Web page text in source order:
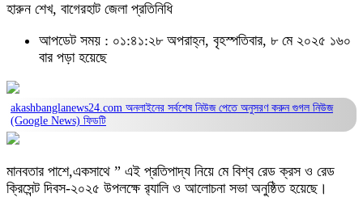
হারুন শেখ, বাগেরহাট জেলা প্রতিনিধি
আপডেট সময় : ০১:৪১:২৮ অপরাহ্ন, বৃহস্পতিবার, ৮ মে ২০২৫ ১৬০
বার পড়া হয়েছে
akashbanglanews24.com অনলাইনের সর্বশেষ নিউজ পেতে অনুসরণ করুন গুগল নিউজ
(Google News) ফিডটি
মানবতার পাশে,একসাথে ” এই প্রতিপাদ্য নিয়ে মে বিশ্ব রেড ক্রস ও রেড
ক্রিসেন্ট দিবস-২০২৫ উপলক্ষে র‍্যালি ও আলোচনা সভা অনুষ্ঠিত হয়েছে।